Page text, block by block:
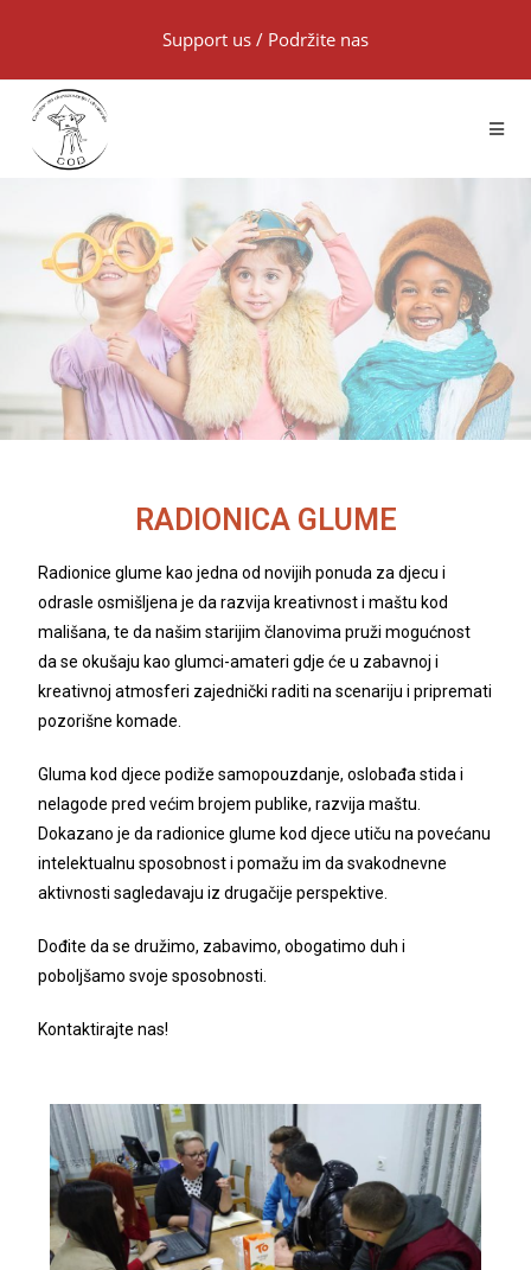
Support us / Podržite nas
RADIONICA GLUME
Radionice glume kao jedna od novijih ponuda za djecu i
odrasle osmišljena je da razvija kreativnost i maštu kod
mališana, te da našim starijim članovima pruži mogućnost
da se okušaju kao glumci-amateri gdje će u zabavnoj i
kreativnoj atmosferi zajednički raditi na scenariju i pripremati
pozorišne komade.
Gluma kod djece podiže samopouzdanje, oslobađa stida i
nelagode pred većim brojem publike, razvija maštu.
Dokazano je da radionice glume kod djece utiču na povećanu
intelektualnu sposobnost i pomažu im da svakodnevne
aktivnosti sagledavaju iz drugačije perspektive.
Dođite da se družimo, zabavimo, obogatimo duh i
poboljšamo svoje sposobnosti.
Kontaktirajte nas!